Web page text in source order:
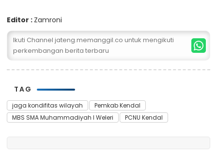
Editor : Zamroni
Ikuti Channel jateng.memanggil.co untuk mengikuti
perkembangan berita terbaru
TAG
jaga kondifitas wilayah
Pemkab Kendal
MBS SMA Muhammadiyah I Weleri
PCNU Kendal